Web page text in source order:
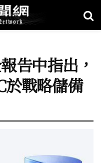
告中指出，
於戰略儲備